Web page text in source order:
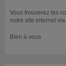
Vous trouverez les
notre site internet
Bien à vous